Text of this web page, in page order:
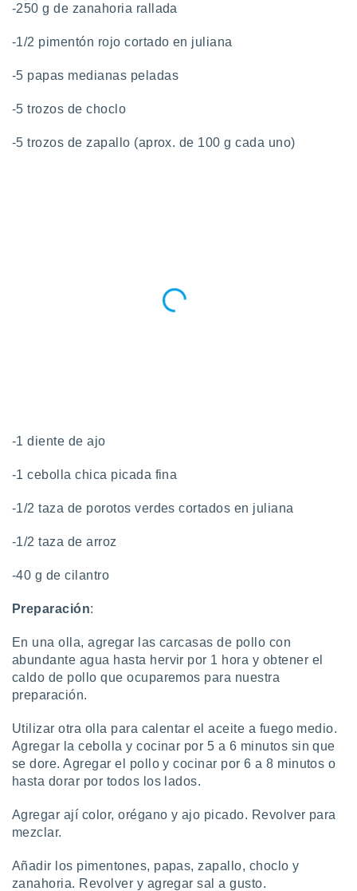
-250 g de zanahoria rallada
-1/2 pimentón rojo cortado en juliana
-5 papas medianas peladas
-5 trozos de choclo
-5 trozos de zapallo (aprox. de 100 g cada uno)
-1 diente de ajo
-1 cebolla chica picada fina
-1/2 taza de porotos verdes cortados en juliana
-1/2 taza de arroz
-40 g de cilantro
Preparación:
En una olla, agregar las carcasas de pollo con
abundante agua hasta hervir por 1 hora y obtener el
caldo de pollo que ocuparemos para nuestra
preparación.
Utilizar otra olla para calentar el aceite a fuego medio.
Agregar la cebolla y cocinar por 5 a 6 minutos sin que
se dore. Agregar el pollo y cocinar por 6 a 8 minutos o
hasta dorar por todos los lados.
Agregar ají color, orégano y ajo picado. Revolver para
mezclar.
Añadir los pimentones, papas, zapallo, choclo y
zanahoria. Revolver y agregar sal a gusto.